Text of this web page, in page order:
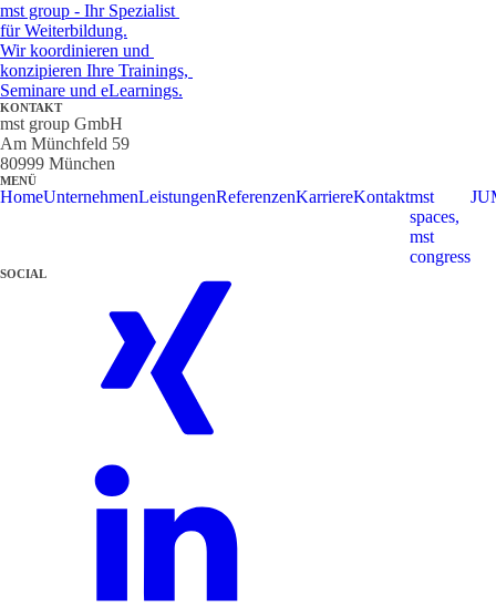
mst group - Ihr Spezialist
für Weiterbildung.
Wir koordinieren und
konzipieren Ihre Trainings,
Seminare und eLearnings.
KONTAKT
mst group GmbH
Am Münchfeld 59
80999 München
MENÜ
HomeUnternehmenLeistungenReferenzenKarriereKontaktmst
spaces,
mst
congress
SOCIAL